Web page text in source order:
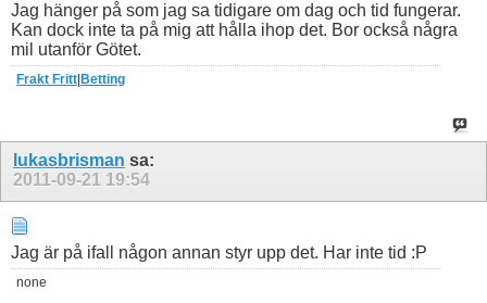
Jag hänger på som jag sa tidigare om dag och tid fungerar.
Kan dock inte ta på mig att hålla ihop det. Bor också några
mil utanför Götet.
Frakt Fritt Betting
lukasbrisman sa:
2011-09-21 19:54
Jag är på ifall någon annan styr upp det. Har inte tid :P
none